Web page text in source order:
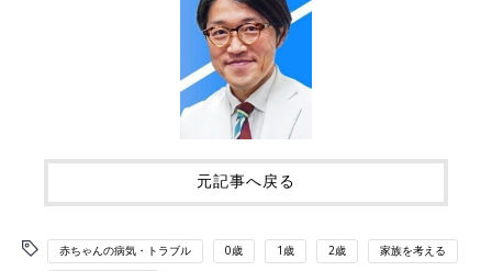
元記事へ戻る
赤ちゃんの病気・トラブル 0歳 1歳 2歳 家族を考える